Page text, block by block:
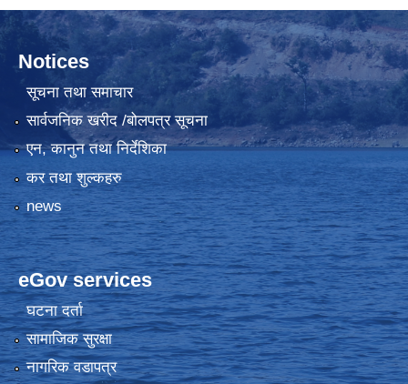
Notices
सूचना तथा समाचार
सार्वजनिक खरीद /बोलपत्र सूचना
एन, कानुन तथा निर्देशिका
कर तथा शुल्कहरु
news
eGov services
घटना दर्ता
सामाजिक सुरक्षा
नागरिक वडापत्र